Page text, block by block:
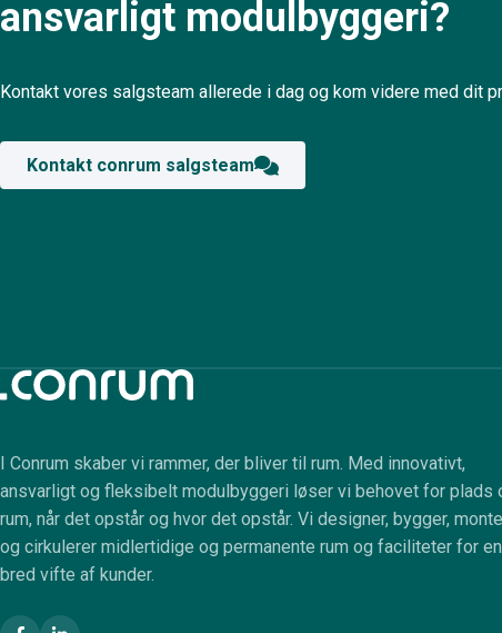
ansvarligt modulbyggeri?
Kontakt vores salgsteam allerede i dag og kom videre med dit
Kontakt conrum salgsteam
I Conrum skaber vi rammer, der bliver til rum. Med innovativt,
ansvarligt og fleksibelt modulbyggeri løser vi behovet for plads
rum, når det opstår og hvor det opstår. Vi designer, bygger,
og cirkulerer midlertidige og permanente rum og faciliteter for en
bred vifte af kunder.